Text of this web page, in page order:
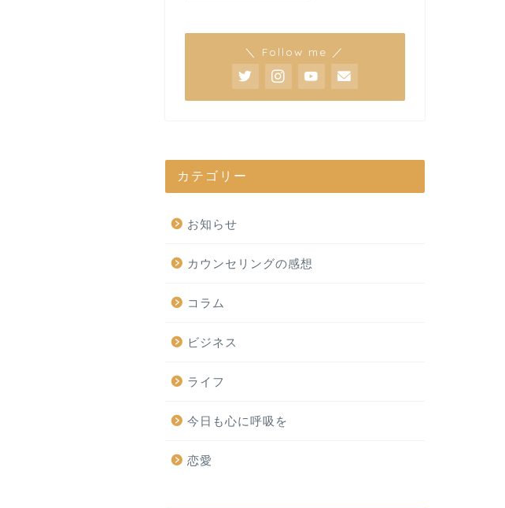
＼ Follow me ／
カテゴリー
お知らせ
カウンセリングの感想
コラム
ビジネス
ライフ
今日も心に呼吸を
恋愛